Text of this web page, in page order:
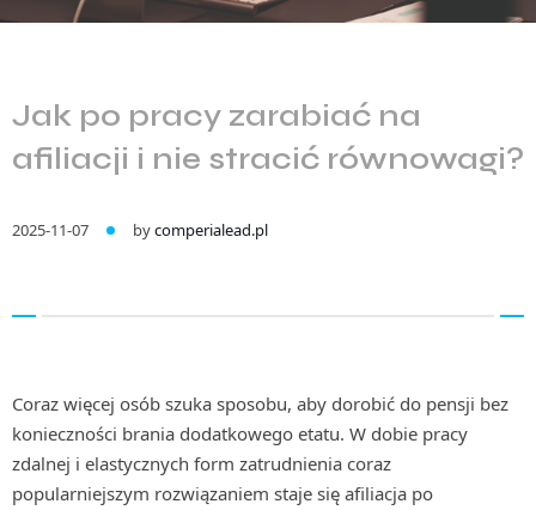
Jak po pracy zarabiać na
afiliacji i nie stracić równowagi?
2025-11-07 bycomperialead.pl
Coraz więcej osób szuka sposobu, aby dorobić do pensji bez
konieczności brania dodatkowego etatu. W dobie pracy
zdalnej i elastycznych form zatrudnienia coraz
popularniejszym rozwiązaniem staje się afiliacja po